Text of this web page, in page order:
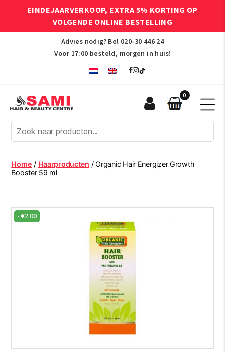
EINDEJAARVERKOOP, EXTRA 5% KORTING OP
VOLGENDE ONLINE BESTELLING
Advies nodig? Bel 020-30 446 24
Voor 17:00 besteld, morgen in huis!
Afro
Hair
Beauty
Centre
0
Home / Haarproducten / Organic Hair Energizer Growth
Booster 59 ml
-€2.00